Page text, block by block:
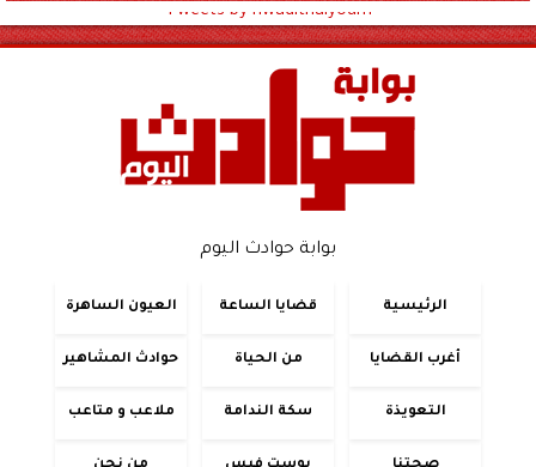
Tweets by hwadithalyoum
بوابة حوادث اليوم
الرئيسية قضايا الساعة العيون الساهرة
أغرب القضايا من الحياة حوادث المشاهير
التعويذة سكة الندامة ملاعب و متاعب